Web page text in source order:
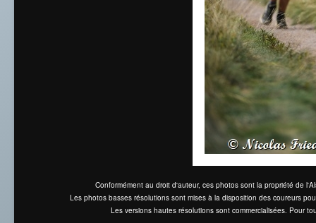
Conformément au droit d'auteur, ces photos sont la propriété de
Les photos basses résolutions sont mises à la disposition des coureurs
Les versions hautes résolutions sont commercialisées. Pour